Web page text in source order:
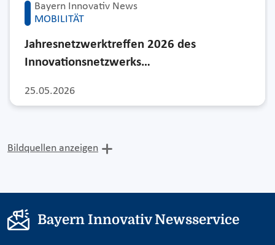
Bayern Innovativ News
MOBILITÄT
25.05.2026
Jahresnetzwerktreffen 2026 des
Innovationsnetzwerks…
Bildquellen anzeigen
Bayern Innovativ Newsservice